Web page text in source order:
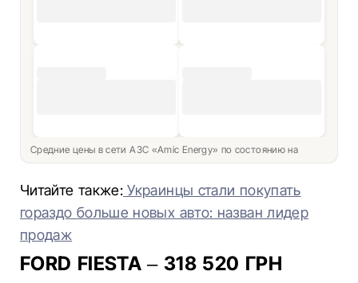
Средние цены в сети АЗС «Amic Energy» по состоянию на
Читайте также: Украинцы стали покупать
гораздо больше новых авто: назван лидер
продаж
FORD FIESTA – 318 520 ГРН